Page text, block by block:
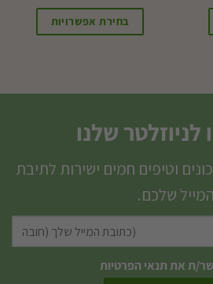
בחירת אפשרויות
יש
סוגים.
לבחור
האפשרויות
בעמוד
שלנו
וטיפים חמים ישירות לתיבת
המייל שלכם.
ת אתתנאי הפרטיות